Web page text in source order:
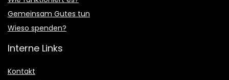
Gemeinsam Gutes tun
Wieso spenden?
Interne Links
Kontakt